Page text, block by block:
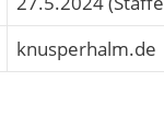
knusperhalm.de